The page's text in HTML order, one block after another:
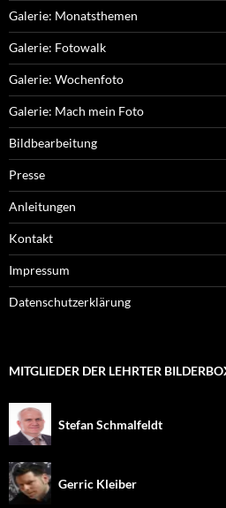
Galerie: Monatsthemen
Galerie: Fotowalk
Galerie: Wochenfoto
Galerie: Mach mein Foto
Bildbearbeitung
Presse
Anleitungen
Kontakt
Impressum
Datenschutzerklärung
MITGLIEDER DER LEHRTER
Stefan Schmalfeldt
Gerric Kleiber